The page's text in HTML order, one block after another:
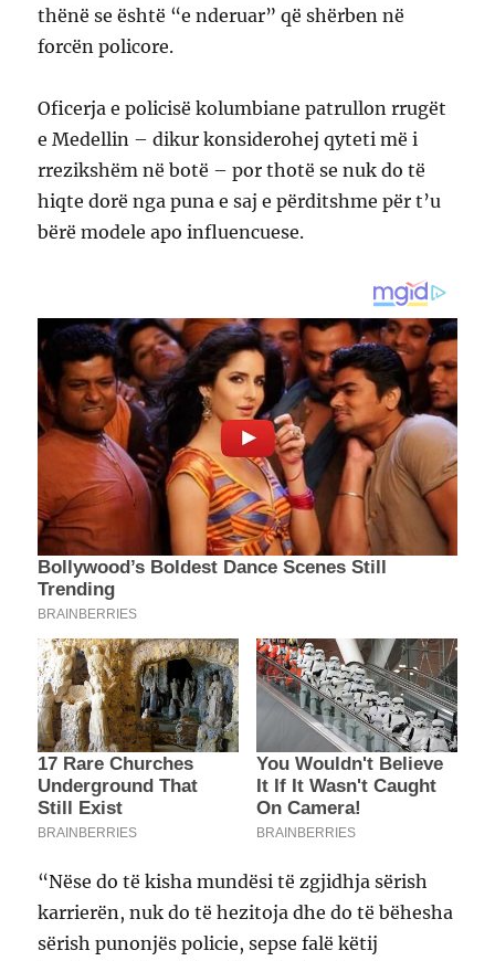
thënë se është “e nderuar” që shërben në
forcën policore.
Oficerja e policisë kolumbiane patrullon rrugët
e Medellin – dikur konsiderohej qyteti më i
rrezikshëm në botë – por thotë se nuk do të
hiqte dorë nga puna e saj e përditshme për t’u
bërë modele apo influencuese.
“Nëse do të kisha mundësi të zgjidhja sërish
karrierën, nuk do të hezitoja dhe do të bëhesha
sërish punonjës policie, sepse falë këtij